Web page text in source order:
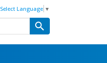
Select Language ▼